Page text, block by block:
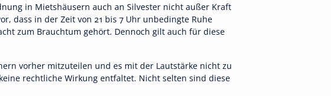
in Mietshäusern auch an Silvester nicht außer Kraft
dass in der Zeit von 21 bis 7 Uhr unbedingte Ruhe
zum Brauchtum gehört. Dennoch gilt auch für diese
vorher mitzuteilen und es mit der Lautstärke nicht zu
rechtliche Wirkung entfaltet. Nicht selten sind diese